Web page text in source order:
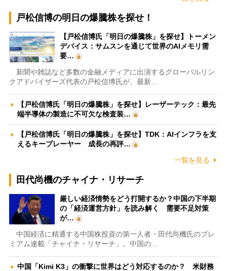
戸松信博の明日の爆騰株を探せ！
【戸松信博氏「明日の爆騰株」を探せ】トーメン
デバイス：サムスンを通じて世界のAIメモリ需
要…
新聞や雑誌など多数の金融メディアに出演するグローバルリン
クアドバイザーズ代表の戸松信博氏が、最新…
【戸松信博氏「明日の爆騰株」を探せ】レーザーテック：最先
端半導体の製造に不可欠な検査装…
【戸松信博氏「明日の爆騰株」を探せ】TDK：AIインフラを支
えるキープレーヤー 成長の再評…
一覧を見る
田代尚機のチャイナ・リサーチ
厳しい経済情勢をどう打開するか？中国の下半期
の「経済運営方針」を読み解く 需要不足対策
が…
中国経済に精通する中国株投資の第一人者・田代尚機氏のプレ
ミアム連載「チャイナ・リサーチ」。中国の…
中国「Kimi K3」の衝撃に世界はどう対応するのか？ 米財務